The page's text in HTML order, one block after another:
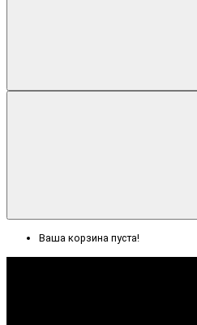
Ваша корзина пуста!